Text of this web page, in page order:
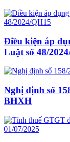
Điều kiện áp
Luật số 48/
Nghị định số
BHXH